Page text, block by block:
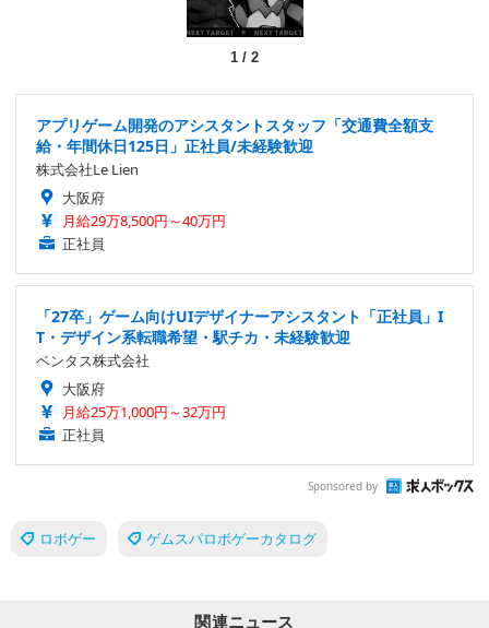
1/ 2
アプリゲーム開発のアシスタントスタッフ「交通費全額支
給・年間休日125日」正社員/未経験歓迎
株式会社Le Lien
大阪府
月給29万8,500円～40万円
正社員
「27卒」ゲーム向けUIデザイナーアシスタント「正社員」I
T・デザイン系転職希望・駅チカ・未経験歓迎
ベンタス株式会社
大阪府
月給25万1,000円～32万円
正社員
Sponsored by
ロボゲー ゲムスパロボゲーカタログ
関連ニュース